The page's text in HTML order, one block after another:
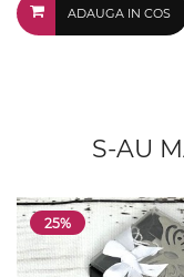
ADAUGA IN COS
S-AU
25%